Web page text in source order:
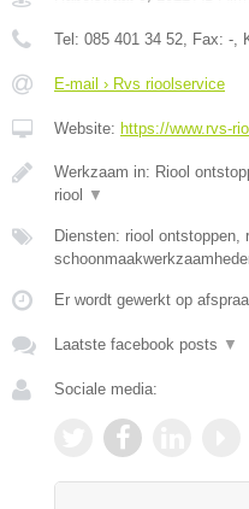
Tel: 085 401 34 52, Fax: -,
E-mail › Rvs rioolservice
Website: https://www.rvs-
Werkzaam in: Riool
riool
▼
Diensten: riool ontstoppen,
Er wordt gewerkt op
Laatste facebook posts ▼
Sociale media: